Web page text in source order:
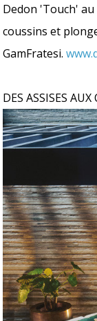
Dedon 'Touch'
coussins et
GamFratesi.
DES ASSISES